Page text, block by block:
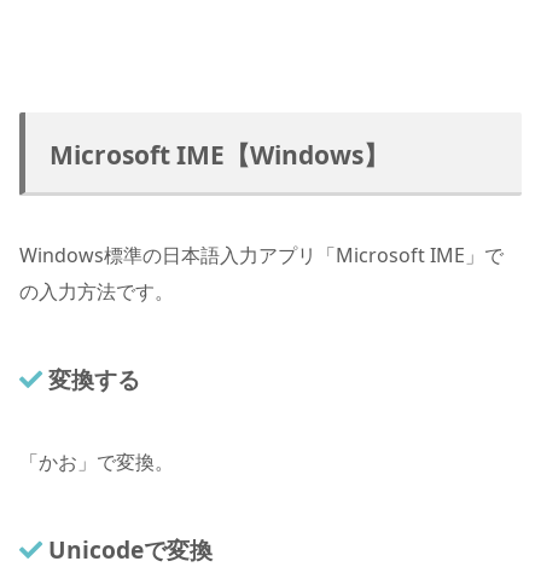
Microsoft IME【Windows】
Windows標準の日本語入力アプリ「Microsoft IME」で
の入力方法です。
変換する
「かお」で変換。
Unicodeで変換